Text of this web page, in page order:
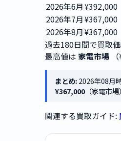
2026年6月¥392,000
2026年7月¥367,000
2026年8月¥367,000
過去180日間で買取
最高値は 家電市場
まとめ:2026年08月
¥367,000（家電市場
関連する買取ガイド: